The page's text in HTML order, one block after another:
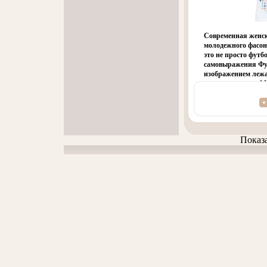
Современная
молодежного
это не просто
самовыражения
изображением
окружении звезд
оригинальность
белый Размер: XS
Изготовитель: